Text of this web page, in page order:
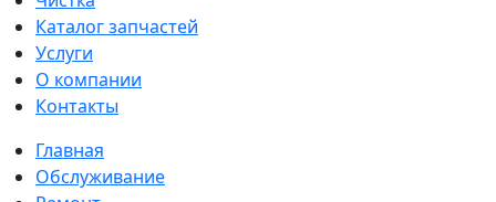
Каталог запчастей
Услуги
О компании
Контакты
Главная
Обслуживание